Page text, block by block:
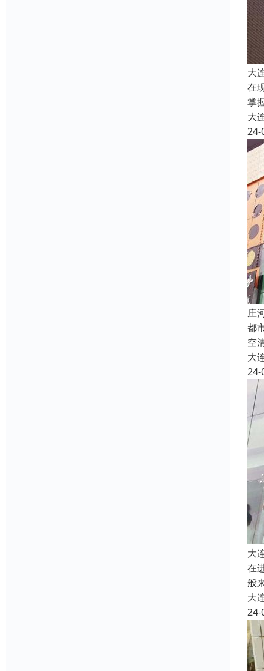
大
在
掌
大
24-
庄
都
空
大
24-
大
在
般
大
24-